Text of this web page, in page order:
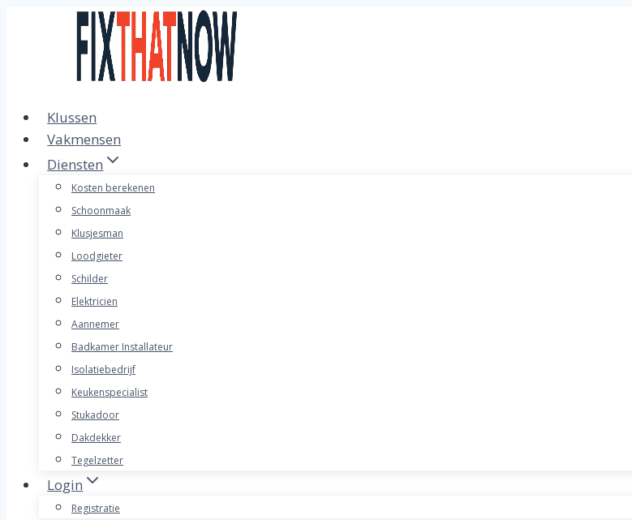
Klussen
Vakmensen
Diensten
Kosten berekenen
Schoonmaak
Klusjesman
Loodgieter
Schilder
Elektricien
Aannemer
Badkamer Installateur
Isolatiebedrijf
Keukenspecialist
Stukadoor
Dakdekker
Tegelzetter
Login
Registratie